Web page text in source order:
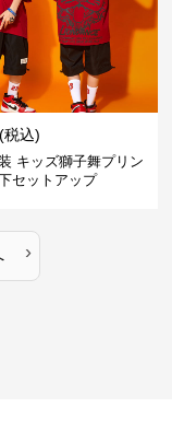
(税込)
キッズ獅子舞プリン
セットアップ
›